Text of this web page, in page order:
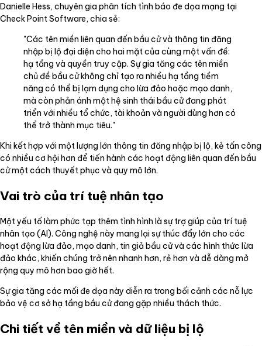
Danielle Hess, chuyên gia phân tích tình báo đe dọa mạng tại
Check Point Software, chia sẻ:
"Các tên miền liên quan đến bầu cử và thông tin đăng
nhập bị lộ đại diện cho hai mặt của cùng một vấn đề:
hạ tầng và quyền truy cập. Sự gia tăng các tên miền
chủ đề bầu cử không chỉ tạo ra nhiều hạ tầng tiềm
năng có thể bị lạm dụng cho lừa đảo hoặc mạo danh,
mà còn phản ánh một hệ sinh thái bầu cử đang phát
triển với nhiều tổ chức, tài khoản và người dùng hơn có
thể trở thành mục tiêu."
Khi kết hợp với một lượng lớn thông tin đăng nhập bị lộ, kẻ tấn công
có nhiều cơ hội hơn để tiến hành các hoạt động liên quan đến bầu
cử một cách thuyết phục và quy mô lớn.
Vai trò của trí tuệ nhân tạo
Một yếu tố làm phức tạp thêm tình hình là sự trợ giúp của trí tuệ
nhân tạo (AI). Công nghệ này mang lại sự thúc đẩy lớn cho các
hoạt động lừa đảo, mạo danh, tin giả bầu cử và các hình thức lừa
đảo khác, khiến chúng trở nên nhanh hơn, rẻ hơn và dễ dàng mở
rộng quy mô hơn bao giờ hết.
Sự gia tăng các mối đe dọa này diễn ra trong bối cảnh các nỗ lực
bảo vệ cơ sở hạ tầng bầu cử đang gặp nhiều thách thức.
Chi tiết về tên miền và dữ liệu bị lộ